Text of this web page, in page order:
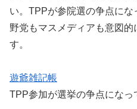
い。TPPが参院選の争点に
野党もマスメディアも意図的
す。
遊爺雑記帳
TPP参加が選挙の争点になっ